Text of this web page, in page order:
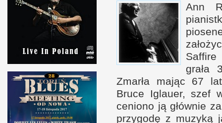
Ann
grała
Zmarła mając 67
Bruce Iglauer, szef
ceniono ją głów­nie
przy­godę z muzyką